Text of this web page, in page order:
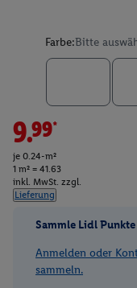
Farbe:Bitte
9.99*
je 0.24-m²
1 m² = 41.63
inkl. MwSt. zzgl.
Lieferung
Sammle Lidl
Anmelden oder
sammeln.